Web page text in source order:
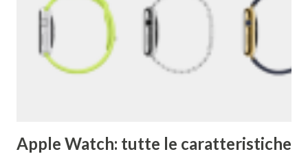
media di un'azienda a settimana dal 2010 . 3) Il primo
Doodle fu dedicato al festival Burning Man nel 1998. Brin e
Page lo usarono per avvertire gli utenti che per quel
weekend non erano in ufficio. 4) Il primo chef assunto ...
Apple Watch: tutte le caratteristiche